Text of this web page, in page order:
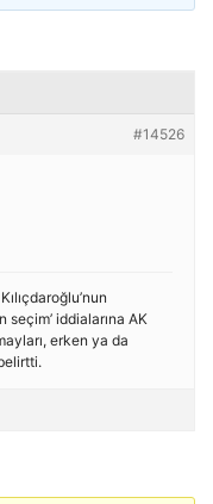
#14526
seçim’ iddialarına AK
erken ya da